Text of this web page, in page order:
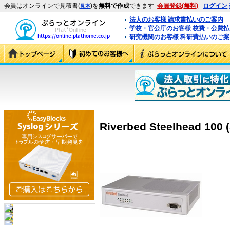
会員はオンラインで見積書(見本)を無料で作成できます 会員登録(無料) ログイン
法人のお客様 請求書払いのご案内
学校・官公庁のお客様 校費・公費
研究機関のお客様 科研費払いのご
Riverbed Steelhead 100